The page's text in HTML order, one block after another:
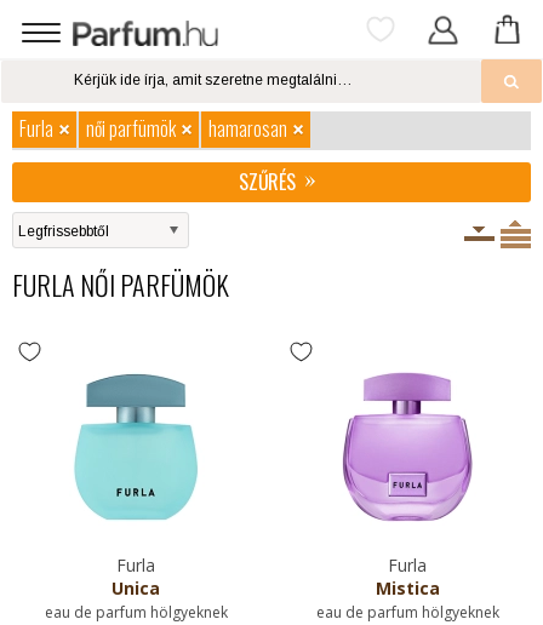
Furla női parfümök
hamarosan
SZŰRÉS
FURLA NŐI PARFÜMÖK
Furla
Unica
eau de parfum hölgyeknek
Furla
Mistica
eau de parfum hölgyeknek